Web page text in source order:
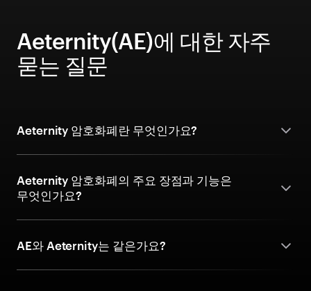
Aeternity(AE)에 대한 자주
묻는 질문
Aeternity 암호화폐란 무엇인가요?
Aeternity 암호화폐의 주요 장점과 기능은
무엇인가요?
AE와 Aeternity는 같은가요?